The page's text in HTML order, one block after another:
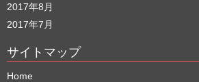
2017年8月
2017年7月
サイトマップ
Home